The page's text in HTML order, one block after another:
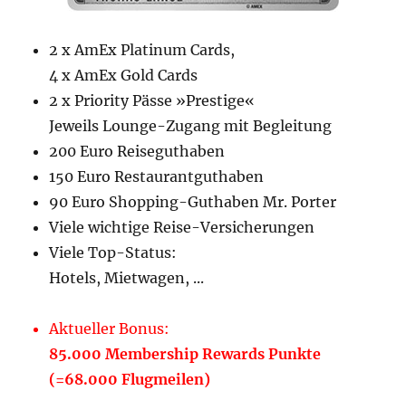
2 x AmEx Platinum Cards,
4 x AmEx Gold Cards
2 x Priority Pässe »Prestige«
Jeweils Lounge-Zugang mit Begleitung
200 Euro Reiseguthaben
150 Euro Restaurantguthaben
90 Euro Shopping-Guthaben Mr. Porter
Viele wichtige Reise-Versicherungen
Viele Top-Status:
Hotels, Mietwagen, ...
Aktueller Bonus:
85.000 Membership Rewards Punkte
(=68.000 Flugmeilen)